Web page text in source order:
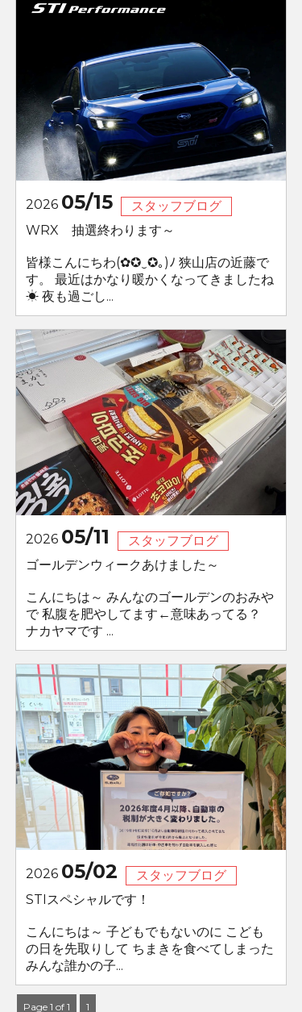
2026 05/15
スタッフブログ
WRX 抽選終わります～
皆様こんにちわ(✿✪‿✪｡)ﾉ 狭山店の近藤で
す。 最近はかなり暖かくなってきましたね
☀ 夜も過ごし...
2026 05/11
スタッフブログ
ゴールデンウィークあけました～
こんにちは～ みんなのゴールデンのおみや
で 私腹を肥やしてます←意味あってる？
ナカヤマです ...
2026 05/02
スタッフブログ
STIスペシャルです！
こんにちは～ 子どもでもないのに こども
の日を先取りして ちまきを食べてしまった
みんな誰かの子...
Page 1 of 1 1